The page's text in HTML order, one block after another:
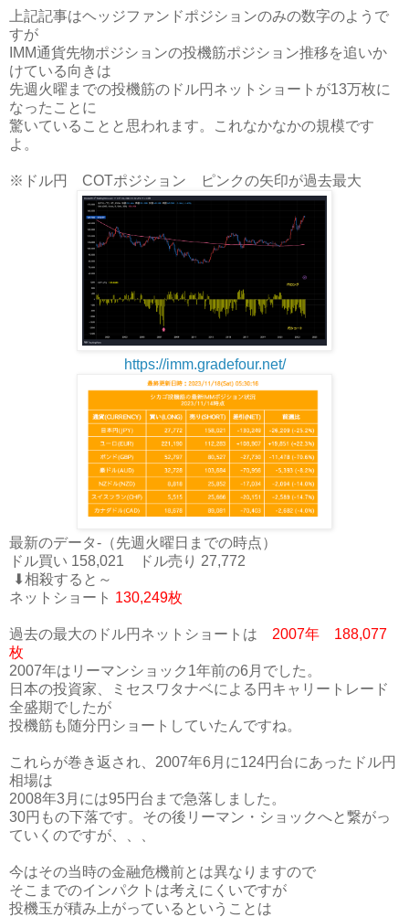
上記記事はヘッジファンドポジションのみの数字のようで
すが
IMM通貨先物ポジションの投機筋ポジション推移を追いか
けている向きは
先週火曜までの投機筋のドル円ネットショートが13万枚に
なったことに
驚いていることと思われます。これなかなかの規模です
よ。
※ドル円 COTポジション ピンクの矢印が過去最大
https://imm.gradefour.net/
最新のデータ‐（先週火曜日までの時点）
ドル買い 158,021 ドル売り 27,772
⬇相殺すると～
ネットショート 130,249枚
過去の最大のドル円ネットショートは 2007年 188,077
枚
2007年はリーマンショック1年前の6月でした。
日本の投資家、ミセスワタナベによる円キャリートレード
全盛期でしたが
投機筋も随分円ショートしていたんですね。
これらが巻き返され、2007年6月に124円台にあったドル円
相場は
2008年3月には95円台まで急落しました。
30円もの下落です。その後リーマン・ショックへと繋がっ
ていくのですが、、、
今はその当時の金融危機前とは異なりますので
そこまでのインパクトは考えにくいですが
投機玉が積み上がっているということは